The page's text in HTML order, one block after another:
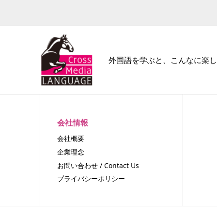
外国語を学ぶと、こんなに楽
会社情報
会社概要
企業理念
お問い合わせ / Contact Us
プライバシーポリシー